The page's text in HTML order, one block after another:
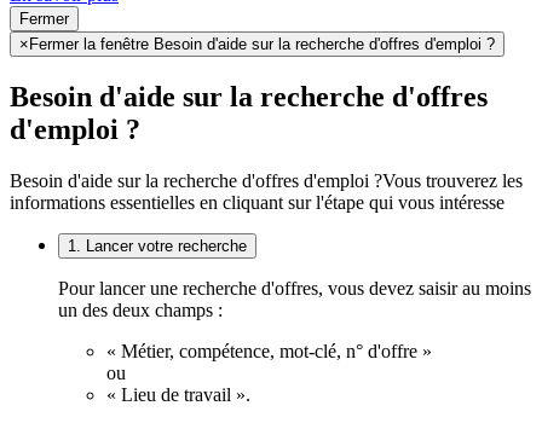
Fermer
× Fermer la fenêtre Besoin d'aide sur la recherche d'offres d'emploi ?
Besoin d'aide sur la recherche d'offres
d'emploi ?
Besoin d'aide sur la recherche d'offres d'emploi ?Vous trouverez les
informations essentielles en cliquant sur l'étape qui vous intéresse
1. Lancer votre recherche
Pour lancer une recherche d'offres, vous devez saisir au moins
un des deux champs :
« Métier, compétence, mot-clé, n° d'offre »
ou
« Lieu de travail ».